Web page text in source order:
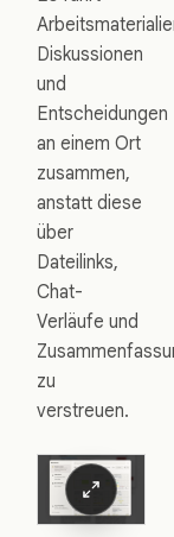
Diskussionen
und
Entscheidungen
an einem Ort
zusammen,
anstatt diese
über
Dateilinks,
Chat-
Verläufe und
zu
verstreuen.